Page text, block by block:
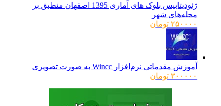
ژئودیتابیس بلوک های آماری 1395 اصفهان منطبق بر
محله‌های شهر
۲۵۰۰۰۰ تومان
آموزش مقدماتی نرم‌افزار Wincc به صورت تصویری
۳۰۰۰۰۰ تومان